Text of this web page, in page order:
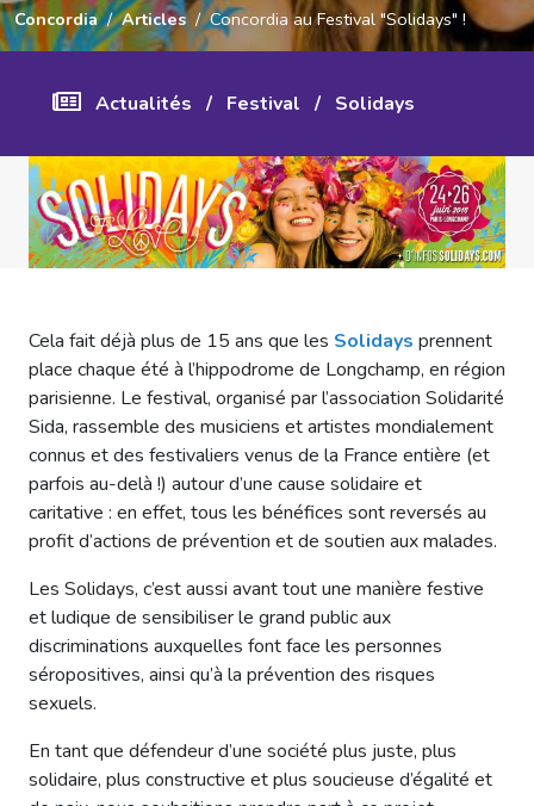
Concordia Articles Concordia au Festival "Solidays" !
Actualités / Festival / Solidays
Cela fait déjà plus de 15 ans que les Solidays prennent
place chaque été à l’hippodrome de Longchamp, en région
parisienne. Le festival, organisé par l’association Solidarité
Sida, rassemble des musiciens et artistes mondialement
connus et des festivaliers venus de la France entière (et
parfois au-delà !) autour d’une cause solidaire et
caritative : en effet, tous les bénéfices sont reversés au
profit d’actions de prévention et de soutien aux malades.
Les Solidays, c’est aussi avant tout une manière festive
et ludique de sensibiliser le grand public aux
discriminations auxquelles font face les personnes
séropositives, ainsi qu’à la prévention des risques
sexuels.
En tant que défendeur d’une société plus juste, plus
solidaire, plus constructive et plus soucieuse d’égalité et